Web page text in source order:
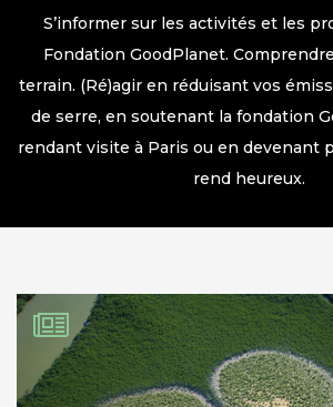
S’informer sur les activités et les
Fondation GoodPlanet.
terrain. (Ré)agir en réduisant vos
de serre, en soutenant la fondation
rendant visite à Paris ou en devenant
rend heureux.